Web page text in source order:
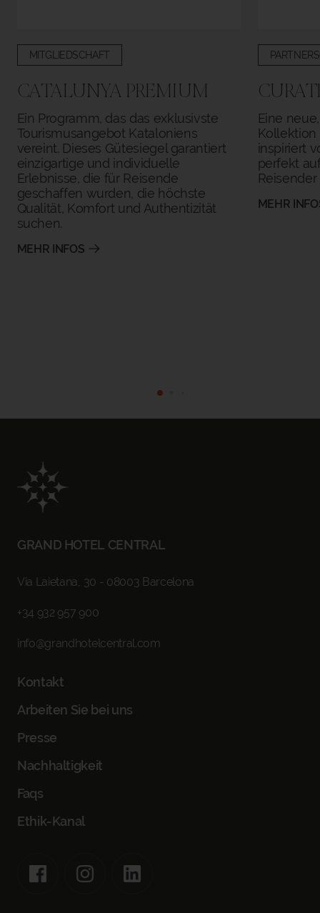
ZURÜCK ZU
EINCHECKEN - AUSCHECKEN
MITGLIEDSCHAFT
CATALUNYA PREMIUM
Ein Programm, das das exklusivste
Tourismusangebot Kataloniens
vereint. Dieses Gütesiegel garantiert
einzigartige und individuelle
Erlebnisse, die für Reisende
geschaffen wurden, die höchste
Qualität, Komfort und Authentizität
suchen.
MEHR INFOS
Eine
Kollektion
inspiriert
perfekt
MEHR
GRAND HOTEL CENTRAL
Via Laietana, 30 - 08003 Barcelona
+34 932 957 900
info@grandhotelcentral.com
Kontakt
Arbeiten Sie bei uns
Presse
Nachhaltigkeit
Faqs
Ethik-Kanal